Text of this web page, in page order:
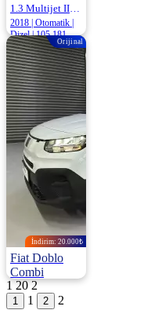
2018 | Otomatik |
Dizel | 105.181
Km
1.054.000
Orijinal
İndirim: 20.000₺
Fiat Doblo
Combi
2025 | Manuel |
1 20 2
1
2